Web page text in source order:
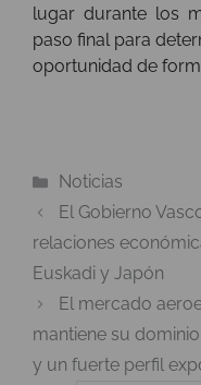
lugar durante los
paso final para
oportunidad de
Categorías
Noticias
El Gobierno
relaciones
Euskadi y Japón
El mercado
mantiene su
y un fuerte perfil